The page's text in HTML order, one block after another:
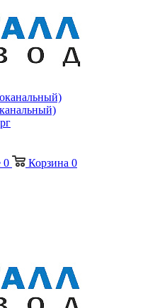
0 Корзина 0